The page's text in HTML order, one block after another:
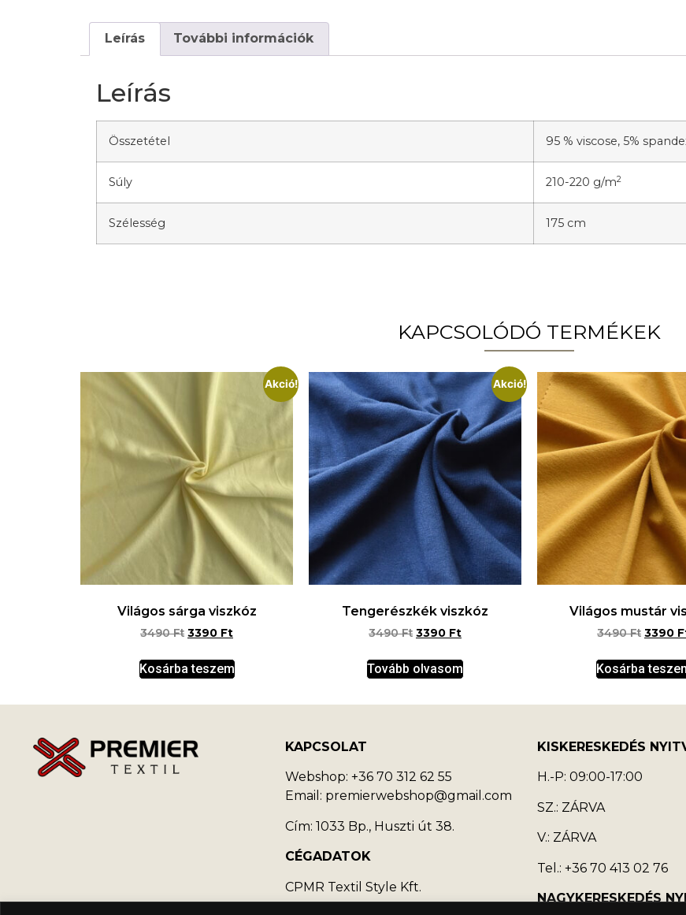
Leírás További információk
Leírás
Összetétel 95 % viscose, 5%
Súly 210-220 g/m2
Szélesség 175 cm
KAPCSOLÓDÓ TERMÉKEK
Akció!
Világos sárga viszkóz
3490Ft 3390 Ft
Kosárba teszem
Akció!
Tengerészkék viszkóz
3490Ft 3390 Ft
Tovább olvasom
Világos mustár
3490Ft 3390
Kosárba
KAPCSOLAT
Webshop: +36 70 312 62 55
Email: premierwebshop@gmail.com
Cím: 1033 Bp., Huszti út 38.
CÉGADATOK
CPMR Textil Style Kft.
KISKERESKEDÉS
H.-P: 09:00-17:00
SZ.: ZÁRVA
V.: ZÁRVA
Tel.: +36 70 413 02 76
NAGYKERESKEDÉS